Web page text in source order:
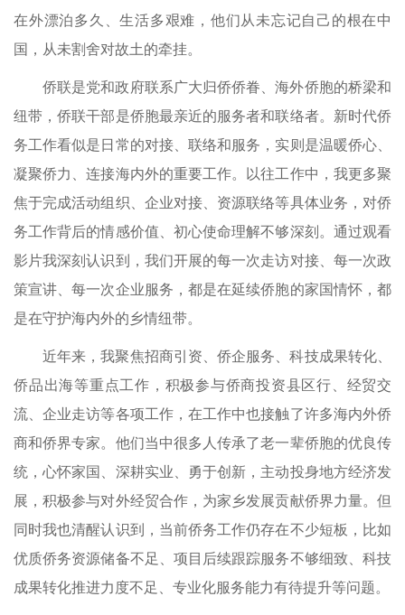
在外漂泊多久、生活多艰难，他们从未忘记自己的根在中
国，从未割舍对故土的牵挂。
侨联是党和政府联系广大归侨侨眷、海外侨胞的桥梁和
纽带，侨联干部是侨胞最亲近的服务者和联络者。新时代侨
务工作看似是日常的对接、联络和服务，实则是温暖侨心、
凝聚侨力、连接海内外的重要工作。以往工作中，我更多聚
焦于完成活动组织、企业对接、资源联络等具体业务，对侨
务工作背后的情感价值、初心使命理解不够深刻。通过观看
影片我深刻认识到，我们开展的每一次走访对接、每一次政
策宣讲、每一次企业服务，都是在延续侨胞的家国情怀，都
是在守护海内外的乡情纽带。
近年来，我聚焦招商引资、侨企服务、科技成果转化、
侨品出海等重点工作，积极参与侨商投资县区行、经贸交
流、企业走访等各项工作，在工作中也接触了许多海内外侨
商和侨界专家。他们当中很多人传承了老一辈侨胞的优良传
统，心怀家国、深耕实业、勇于创新，主动投身地方经济发
展，积极参与对外经贸合作，为家乡发展贡献侨界力量。但
同时我也清醒认识到，当前侨务工作仍存在不少短板，比如
优质侨务资源储备不足、项目后续跟踪服务不够细致、科技
成果转化推进力度不足、专业化服务能力有待提升等问题。